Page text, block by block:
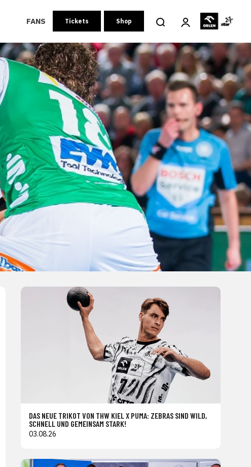
FANS Tickets Shop
DAS NEUE TRIKOT VON THW KIEL X PUMA: ZEBRAS SIND WILD,
SCHNELL UND GEMEINSAM STARK!
03.08.26